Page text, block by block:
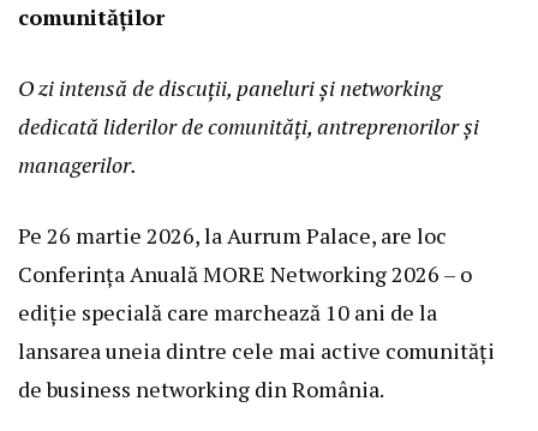
comunităților
O zi intensă de discuții, paneluri și networking
dedicată liderilor de comunități, antreprenorilor și
managerilor.
Pe 26 martie 2026, la Aurrum Palace, are loc
Conferința Anuală MORE Networking 2026 – o
ediție specială care marchează 10 ani de la
lansarea uneia dintre cele mai active comunități
de business networking din România.